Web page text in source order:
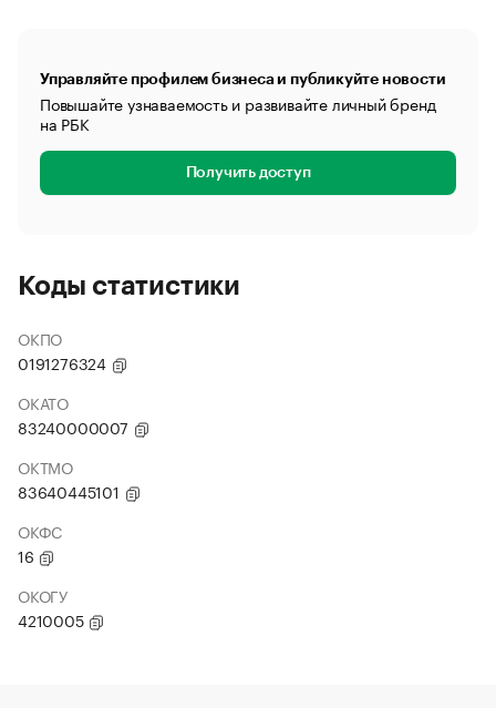
Управляйте профилем бизнеса и публикуйте новости
Повышайте узнаваемость и развивайте личный бренд
на РБК
Получить доступ
Коды статистики
ОКПО
0191276324
ОКАТО
83240000007
ОКТМО
83640445101
ОКФС
16
ОКОГУ
4210005